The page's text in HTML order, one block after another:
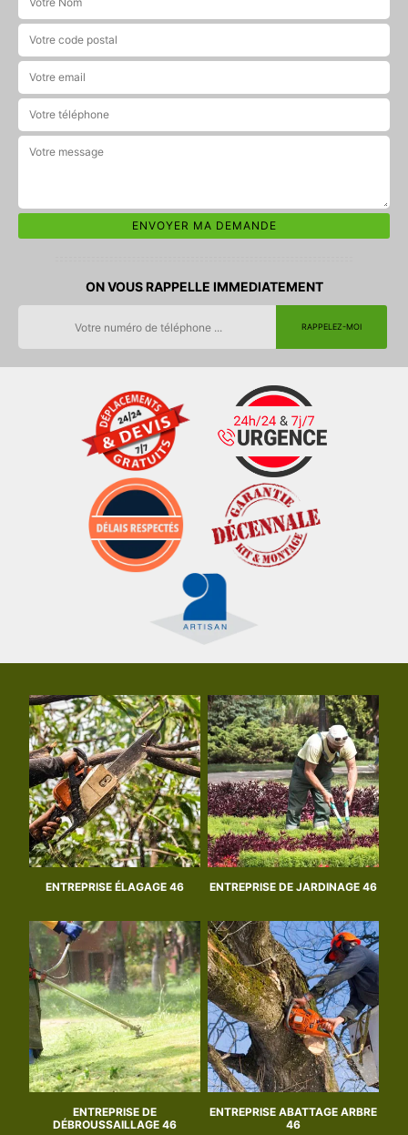
ON VOUS RAPPELLE IMMEDIATEMENT
ENTREPRISE ÉLAGAGE 46 ENTREPRISE DE JARDINAGE 46
ENTREPRISE DE
DÉBROUSSAILLAGE 46
ENTREPRISE ABATTAGE ARBRE
46